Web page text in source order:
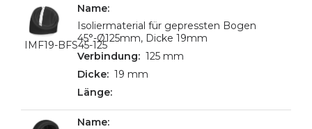
IMF19-BFS45-125
Isoliermaterial für gepressten Bogen
45°-Ø125mm, Dicke 19mm
125 mm
19 mm